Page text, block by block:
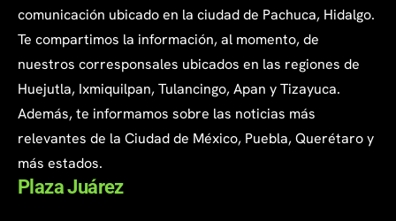
comunicación ubicado en la ciudad de Pachuca, Hidalgo.
Te compartimos la información, al momento, de
nuestros corresponsales ubicados en las regiones de
Huejutla, Ixmiquilpan, Tulancingo, Apan y Tizayuca.
Además, te informamos sobre las noticias más
relevantes de la Ciudad de México, Puebla, Querétaro y
más estados.
Plaza Juárez